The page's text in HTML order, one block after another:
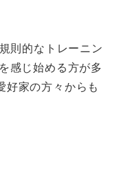
則的なトレーニン
感じ始める方が多
好家の方々からも